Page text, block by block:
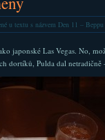
u textu s názvem Den 11 – Beppu
japonské Las Vegas. No,
dortíků, Pulda dal netradičně